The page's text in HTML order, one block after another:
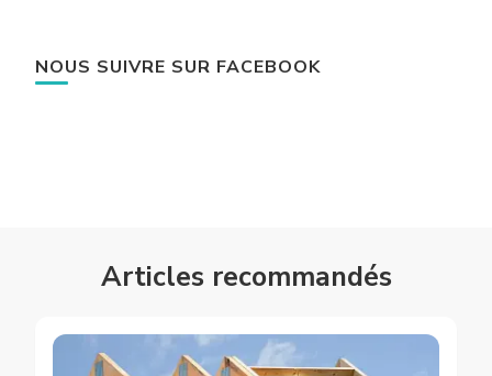
NOUS SUIVRE SUR FACEBOOK
Articles recommandés